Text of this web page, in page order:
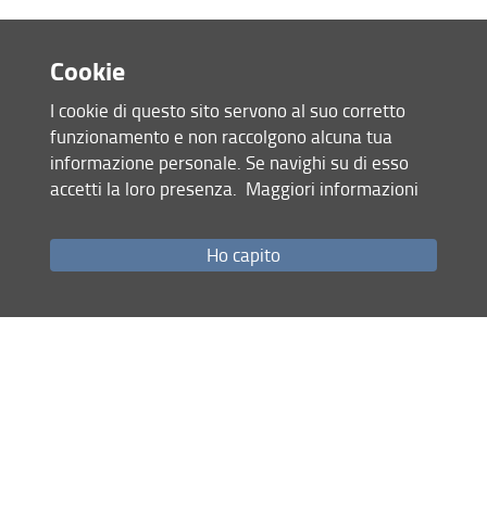
ultimo aggiornamento
RSS feed
Note Legali
Cookie
I cookie di questo sito servono al suo corretto
funzionamento e non raccolgono alcuna tua
informazione personale. Se navighi su di esso
accetti la loro presenza. Maggiori informazioni
Ho capito